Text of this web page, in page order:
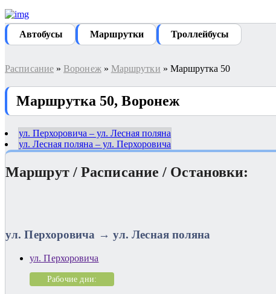
Автобуcы Маршрутки Троллейбусы
Расписание » Воронеж» Маршрутки » Маршрутка 50
Маршрутка 50, Воронеж
ул. Перхоровича – ул. Лесная поляна
ул. Лесная поляна – ул. Перхоровича
Маршрут / Расписание / Остановки:
ул. Перхоровича → ул. Лесная поляна
ул. Перхоровича
Рабочие дни: